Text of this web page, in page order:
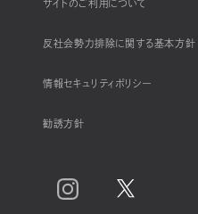
サイトのご利用について
反社会勢力排除に関する基本方針
情報セキュリティポリシー
勧誘方針